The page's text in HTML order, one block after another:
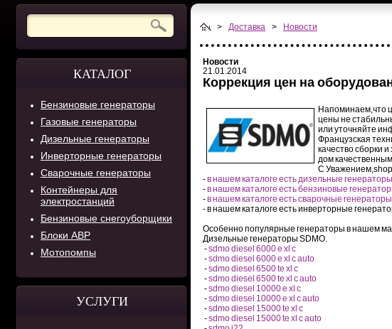
КАТАЛОГ
Бензиновые генераторы
Газовые генераторы
Дизельные генераторы
Инверторные генераторы
Сварочные генераторы
Контейнеры для
электростанций
Бензиновые снегоуборщики
Блоки АВР
Мотопомпы
УСЛУГИ
> Доставка > Новости
Новости
21.01.2014
Коррекция цен на
Напоминаем,что
цены не
или уточняйте
Французская
качество сборки
дом
С
-в нашем каталоге есть дизельные
-в нашем каталоге есть бензиновые
-в нашем каталоге есть сварочные
- в нашем каталоге есть инверторные
Особенно популярные генераторы в нашем
Дизельные генераторы SDMO.
-sdmo diesel 6000 e xl c
-sdmo diesel 6000 e xl c auto
-sdmo diesel 6500 te xl c
-sdmo diesel 6500 te xl c auto
-sdmo diesel 10000 e xl c
-sdmo diesel 10000 e xl c auto
-sdmo diesel 15000 te xl c
-sdmo diesel 15000 te xl c auto